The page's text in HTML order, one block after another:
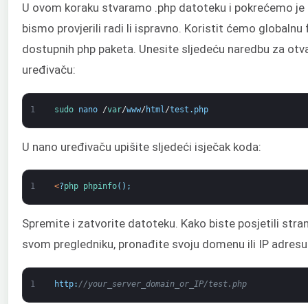
U ovom koraku stvaramo .php datoteku i pokrećemo
bismo provjerili radi li ispravno. Koristit ćemo globalnu
dostupnih php paketa. Unesite sljedeću naredbu za
uređivaču:
1 sudo nano /var/www/ html /test . php
U nano uređivaču upišite sljedeći isječak koda:
1 <?php phpinfo( ) ;
Spremite i zatvorite datoteku. Kako biste posjetili
svom pregledniku, pronađite svoju domenu ili IP
1 http: //your_server_domain_or_IP/test.php